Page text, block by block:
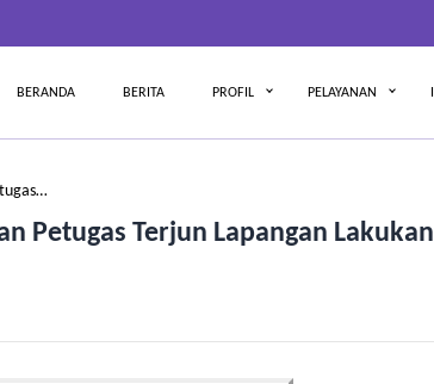
BERANDA BERITA PROFIL PELAYANAN
Petugas Terjun Lapangan Lakukan